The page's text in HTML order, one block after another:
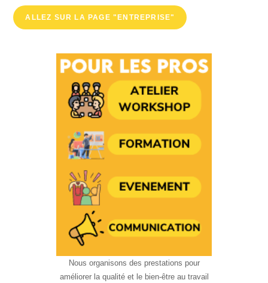
ALLEZ SUR LA PAGE "ENTREPRISE"
Nous organisons des prestations pour
améliorer la qualité et le bien-être au travail